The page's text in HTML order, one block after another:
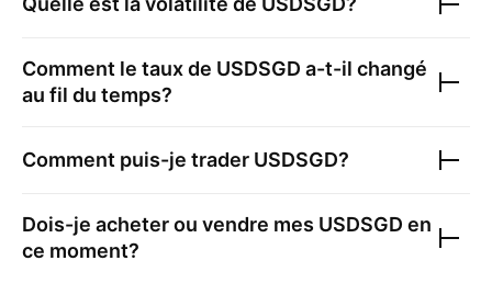
Comment le taux de USDSGD a-t-il changé
au fil du temps?
Comment puis-je trader USDSGD?
Dois-je acheter ou vendre mes USDSGD en
ce moment?